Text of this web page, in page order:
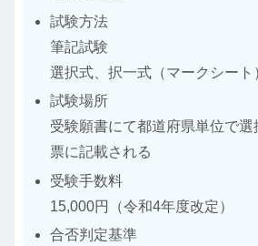
試験方法
筆記試験
選択式、択一式（マークシート
試験場所
受験願書にて都道府県単位で
票に記載される
受験手数料
15,000円（令和4年度改定）
合否判定基準